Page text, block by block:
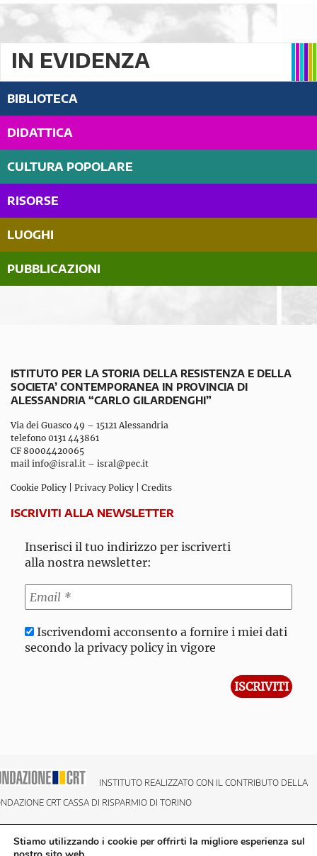
IN EVIDENZA
BIBLIOTECA
DIDATTICA
CULTURA POPOLARE
RISORSE
LUOGHI
PUBBLICAZIONI
ISTITUTO PER LA STORIA DELLA RESISTENZA E DELLA
SOCIETA’ CONTEMPORANEA IN PROVINCIA DI
ALESSANDRIA “CARLO GILARDENGHI”
Via dei Guasco 49 – 15121 Alessandria
telefono 0131 443861
CF 80004420065
mail info@isral.it – isral@pec.it
Cookie Policy Privacy Policy Credits
ISCRIVITI ALLA NEWSLETTER
Inserisci il tuo indirizzo per iscriverti
alla nostra newsletter:
Iscrivendomi acconsento a fornire i miei dati
secondo la privacy policy in vigore
INSTITUTO REALIZZATO CON IL CONTRIBUTO DELLA
CRT CASSA DI RISPARMIO DI TORINO
Stiamo utilizzando i cookie per offrirti la migliore esperienza sul